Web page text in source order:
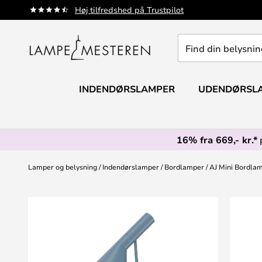
Høj tilfredshed på Trustpilot
Skip
to
din
INDENDØRSLAMPER
16% fra 669,- kr.*
Lamper og belysning Indendørslamper Bordlamper AJ Mini